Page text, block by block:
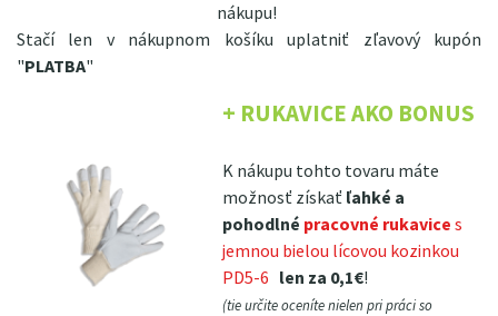
nákupu!
Stačí len v nákupnom košíku uplatniť zľavový kupón
"PLATBA"
+ RUKAVICE AKO BONUS
K nákupu tohto tovaru máte
možnosť získaťľahké a
pohodlné pracovné rukavices
jemnou bielou lícovou kozinkou
PD5-6 len za 0,1€!
(tie určite oceníte nielen pri práci so